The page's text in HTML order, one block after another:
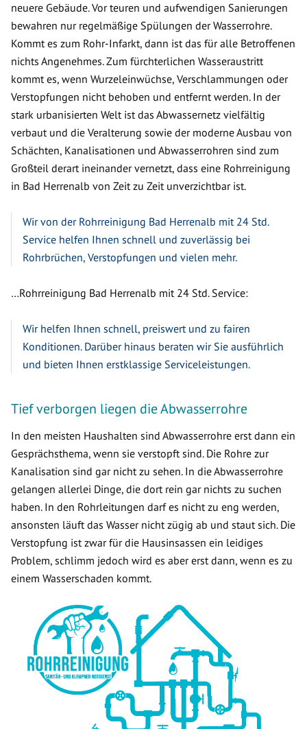
neuere Gebäude. Vor teuren und aufwendigen Sanierungen
bewahren nur regelmäßige Spülungen der Wasserrohre.
Kommt es zum Rohr-Infarkt, dann ist das für alle Betroffenen
nichts Angenehmes. Zum fürchterlichen Wasseraustritt
kommt es, wenn Wurzeleinwüchse, Verschlammungen oder
Verstopfungen nicht behoben und entfernt werden. In der
stark urbanisierten Welt ist das Abwassernetz vielfältig
verbaut und die Veralterung sowie der moderne Ausbau von
Schächten, Kanalisationen und Abwasserrohren sind zum
Großteil derart ineinander vernetzt, dass eine Rohrreinigung
in Bad Herrenalb von Zeit zu Zeit unverzichtbar ist.
Wir von der Rohrreinigung Bad Herrenalb mit 24 Std.
Service helfen Ihnen schnell und zuverlässig bei
Rohrbrüchen, Verstopfungen und vielen mehr.
…Rohrreinigung Bad Herrenalb mit 24 Std. Service:
Wir helfen Ihnen schnell, preiswert und zu fairen
Konditionen. Darüber hinaus beraten wir Sie ausführlich
und bieten Ihnen erstklassige Serviceleistungen.
Tief verborgen liegen die Abwasserrohre
In den meisten Haushalten sind Abwasserrohre erst dann ein
Gesprächsthema, wenn sie verstopft sind. Die Rohre zur
Kanalisation sind gar nicht zu sehen. In die Abwasserrohre
gelangen allerlei Dinge, die dort rein gar nichts zu suchen
haben. In den Rohrleitungen darf es nicht zu eng werden,
ansonsten läuft das Wasser nicht zügig ab und staut sich. Die
Verstopfung ist zwar für die Hausinsassen ein leidiges
Problem, schlimm jedoch wird es aber erst dann, wenn es zu
einem Wasserschaden kommt.